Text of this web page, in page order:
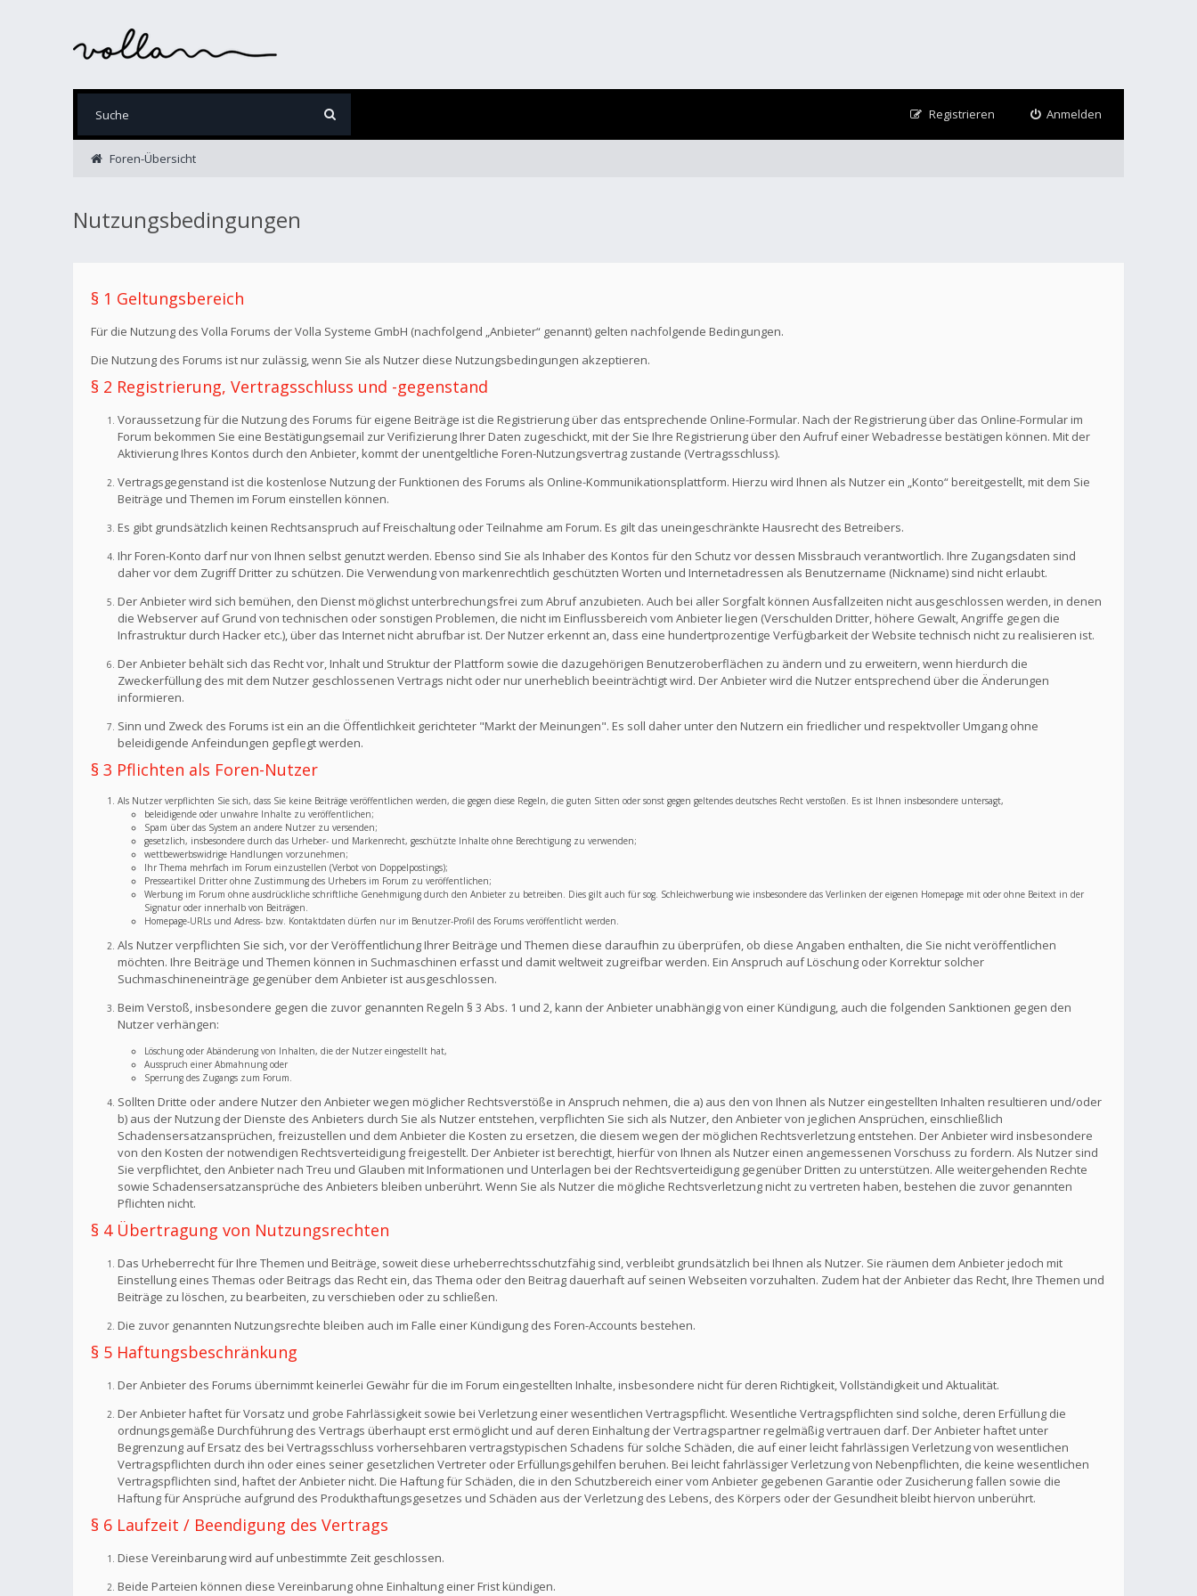
Anmelden
Registrieren
Foren-Übersicht
Nutzungsbedingungen
§ 1 Geltungsbereich
Für die Nutzung des Volla Forums der Volla Systeme GmbH (nachfolgend „Anbieter“ genannt) gelten nachfolgende Bedingungen.
Die Nutzung des Forums ist nur zulässig, wenn Sie als Nutzer diese Nutzungsbedingungen akzeptieren.
§ 2 Registrierung, Vertragsschluss und -gegenstand
Voraussetzung für die Nutzung des Forums für eigene Beiträge ist die Registrierung über das entsprechende Online-Formular. Nach der Registrierung über das Online-Formular im
Forum bekommen Sie eine Bestätigungsemail zur Verifizierung Ihrer Daten zugeschickt, mit der Sie Ihre Registrierung über den Aufruf einer Webadresse bestätigen können. Mit der
Aktivierung Ihres Kontos durch den Anbieter, kommt der unentgeltliche Foren-Nutzungsvertrag zustande (Vertragsschluss).
Vertragsgegenstand ist die kostenlose Nutzung der Funktionen des Forums als Online-Kommunikationsplattform. Hierzu wird Ihnen als Nutzer ein „Konto“ bereitgestellt, mit dem Sie
Beiträge und Themen im Forum einstellen können.
Es gibt grundsätzlich keinen Rechtsanspruch auf Freischaltung oder Teilnahme am Forum. Es gilt das uneingeschränkte Hausrecht des Betreibers.
Ihr Foren-Konto darf nur von Ihnen selbst genutzt werden. Ebenso sind Sie als Inhaber des Kontos für den Schutz vor dessen Missbrauch verantwortlich. Ihre Zugangsdaten sind
daher vor dem Zugriff Dritter zu schützen. Die Verwendung von markenrechtlich geschützten Worten und Internetadressen als Benutzername (Nickname) sind nicht erlaubt.
Der Anbieter wird sich bemühen, den Dienst möglichst unterbrechungsfrei zum Abruf anzubieten. Auch bei aller Sorgfalt können Ausfallzeiten nicht ausgeschlossen werden, in denen
die Webserver auf Grund von technischen oder sonstigen Problemen, die nicht im Einflussbereich vom Anbieter liegen (Verschulden Dritter, höhere Gewalt, Angriffe gegen die
Infrastruktur durch Hacker etc.), über das Internet nicht abrufbar ist. Der Nutzer erkennt an, dass eine hundertprozentige Verfügbarkeit der Website technisch nicht zu realisieren ist.
Der Anbieter behält sich das Recht vor, Inhalt und Struktur der Plattform sowie die dazugehörigen Benutzeroberflächen zu ändern und zu erweitern, wenn hierdurch die
Zweckerfüllung des mit dem Nutzer geschlossenen Vertrags nicht oder nur unerheblich beeinträchtigt wird. Der Anbieter wird die Nutzer entsprechend über die Änderungen
informieren.
Sinn und Zweck des Forums ist ein an die Öffentlichkeit gerichteter "Markt der Meinungen". Es soll daher unter den Nutzern ein friedlicher und respektvoller Umgang ohne
beleidigende Anfeindungen gepflegt werden.
§ 3 Pflichten als Foren-Nutzer
Als Nutzer verpflichten Sie sich, dass Sie keine Beiträge veröffentlichen werden, die gegen diese Regeln, die guten Sitten oder sonst gegen geltendes deutsches Recht verstoßen. Es ist Ihnen insbesondere untersagt,
beleidigende oder unwahre Inhalte zu veröffentlichen;
Spam über das System an andere Nutzer zu versenden;
gesetzlich, insbesondere durch das Urheber- und Markenrecht, geschützte Inhalte ohne Berechtigung zu verwenden;
wettbewerbswidrige Handlungen vorzunehmen;
Ihr Thema mehrfach im Forum einzustellen (Verbot von Doppelpostings);
Presseartikel Dritter ohne Zustimmung des Urhebers im Forum zu veröffentlichen;
Werbung im Forum ohne ausdrückliche schriftliche Genehmigung durch den Anbieter zu betreiben. Dies gilt auch für sog. Schleichwerbung wie insbesondere das Verlinken der eigenen Homepage mit oder ohne Beitext in der
Signatur oder innerhalb von Beiträgen.
Homepage-URLs und Adress- bzw. Kontaktdaten dürfen nur im Benutzer-Profil des Forums veröffentlicht werden.
Als Nutzer verpflichten Sie sich, vor der Veröffentlichung Ihrer Beiträge und Themen diese daraufhin zu überprüfen, ob diese Angaben enthalten, die Sie nicht veröffentlichen
möchten. Ihre Beiträge und Themen können in Suchmaschinen erfasst und damit weltweit zugreifbar werden. Ein Anspruch auf Löschung oder Korrektur solcher
Suchmaschineneinträge gegenüber dem Anbieter ist ausgeschlossen.
Beim Verstoß, insbesondere gegen die zuvor genannten Regeln § 3 Abs. 1 und 2, kann der Anbieter unabhängig von einer Kündigung, auch die folgenden Sanktionen gegen den
Nutzer verhängen:
Löschung oder Abänderung von Inhalten, die der Nutzer eingestellt hat,
Ausspruch einer Abmahnung oder
Sperrung des Zugangs zum Forum.
Sollten Dritte oder andere Nutzer den Anbieter wegen möglicher Rechtsverstöße in Anspruch nehmen, die a) aus den von Ihnen als Nutzer eingestellten Inhalten resultieren und/oder
b) aus der Nutzung der Dienste des Anbieters durch Sie als Nutzer entstehen, verpflichten Sie sich als Nutzer, den Anbieter von jeglichen Ansprüchen, einschließlich
Schadensersatzansprüchen, freizustellen und dem Anbieter die Kosten zu ersetzen, die diesem wegen der möglichen Rechtsverletzung entstehen. Der Anbieter wird insbesondere
von den Kosten der notwendigen Rechtsverteidigung freigestellt. Der Anbieter ist berechtigt, hierfür von Ihnen als Nutzer einen angemessenen Vorschuss zu fordern. Als Nutzer sind
Sie verpflichtet, den Anbieter nach Treu und Glauben mit Informationen und Unterlagen bei der Rechtsverteidigung gegenüber Dritten zu unterstützen. Alle weitergehenden Rechte
sowie Schadensersatzansprüche des Anbieters bleiben unberührt. Wenn Sie als Nutzer die mögliche Rechtsverletzung nicht zu vertreten haben, bestehen die zuvor genannten
Pflichten nicht.
§ 4 Übertragung von Nutzungsrechten
Das Urheberrecht für Ihre Themen und Beiträge, soweit diese urheberrechtsschutzfähig sind, verbleibt grundsätzlich bei Ihnen als Nutzer. Sie räumen dem Anbieter jedoch mit
Einstellung eines Themas oder Beitrags das Recht ein, das Thema oder den Beitrag dauerhaft auf seinen Webseiten vorzuhalten. Zudem hat der Anbieter das Recht, Ihre Themen und
Beiträge zu löschen, zu bearbeiten, zu verschieben oder zu schließen.
Die zuvor genannten Nutzungsrechte bleiben auch im Falle einer Kündigung des Foren-Accounts bestehen.
§ 5 Haftungsbeschränkung
Der Anbieter des Forums übernimmt keinerlei Gewähr für die im Forum eingestellten Inhalte, insbesondere nicht für deren Richtigkeit, Vollständigkeit und Aktualität.
Der Anbieter haftet für Vorsatz und grobe Fahrlässigkeit sowie bei Verletzung einer wesentlichen Vertragspflicht. Wesentliche Vertragspflichten sind solche, deren Erfüllung die
ordnungsgemäße Durchführung des Vertrags überhaupt erst ermöglicht und auf deren Einhaltung der Vertragspartner regelmäßig vertrauen darf. Der Anbieter haftet unter
Begrenzung auf Ersatz des bei Vertragsschluss vorhersehbaren vertragstypischen Schadens für solche Schäden, die auf einer leicht fahrlässigen Verletzung von wesentlichen
Vertragspflichten durch ihn oder eines seiner gesetzlichen Vertreter oder Erfüllungsgehilfen beruhen. Bei leicht fahrlässiger Verletzung von Nebenpflichten, die keine wesentlichen
Vertragspflichten sind, haftet der Anbieter nicht. Die Haftung für Schäden, die in den Schutzbereich einer vom Anbieter gegebenen Garantie oder Zusicherung fallen sowie die
Haftung für Ansprüche aufgrund des Produkthaftungsgesetzes und Schäden aus der Verletzung des Lebens, des Körpers oder der Gesundheit bleibt hiervon unberührt.
§ 6 Laufzeit / Beendigung des Vertrags
Diese Vereinbarung wird auf unbestimmte Zeit geschlossen.
Beide Parteien können diese Vereinbarung ohne Einhaltung einer Frist kündigen.